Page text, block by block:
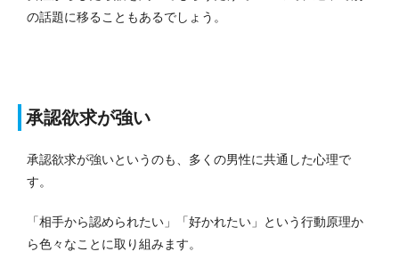
の話題に移ることもあるでしょう。
承認欲求が強い
承認欲求が強いというのも、多くの男性に共通した心理で
す。
「相手から認められたい」「好かれたい」という行動原理か
ら色々なことに取り組みます。